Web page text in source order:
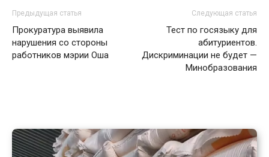
Предыдущая статья
Прокуратура выявила
нарушения со стороны
работников мэрии Оша
Следующая статья
Тест по госязыку для
абитуриентов.
Дискриминации не будет —
Минобразования